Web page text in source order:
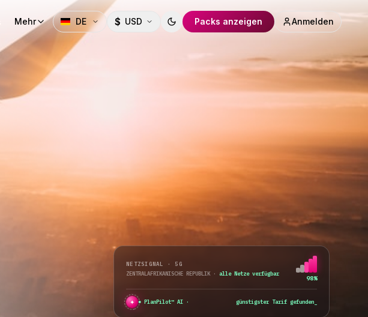
Mehr DE $ USD Toggle theme
Packs anzeigen Anmelden
NETZSIGNAL · 5G
ZENTRALAFRIKANISCHE REPUBLIK · alle Netze verfügbar
98%
✦ PlanPilot™ AI · günstigster Tarif gefunden